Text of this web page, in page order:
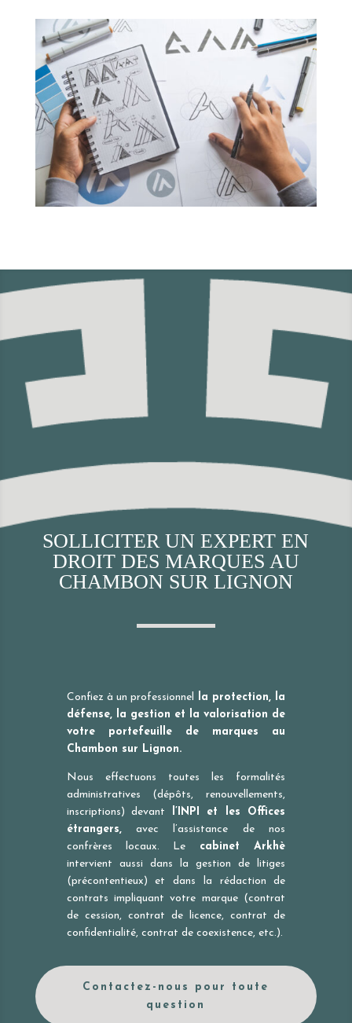
SOLLICITER UN EXPERT EN
DROIT DES MARQUES AU
CHAMBON SUR LIGNON
Confiez à un professionnel la protection, la
défense, la gestion et la valorisation de
votre portefeuille de marques au
Chambon sur Lignon.
Nous effectuons toutes les formalités
administratives (dépôts, renouvellements,
inscriptions) devant l’INPI et les Offices
étrangers,avec l’assistance de nos
confrères locaux. Le cabinet Arkhè
intervient aussi dans la gestion de litiges
(précontentieux) et dans la rédaction de
contrats impliquant votre marque (contrat
de cession, contrat de licence, contrat de
confidentialité, contrat de coexistence, etc.).
Contactez-nous pour toute
question